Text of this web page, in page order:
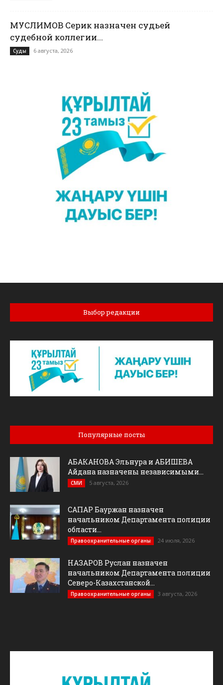
МУСЛИМОВ Серик назначен судьей
судебной коллегии...
Суды 6 августа, 2026
Выбор редакции
Популярные посты
АБАКАНОВА Эльнура и АБИШЕВА
Айдана назначены независимыми...
СМИ 5 августа, 2026
САПАР Бауржан назначен
начальником Департамента полиции
области...
Правоохранительные органы 24 июля, 2026
НАЗАРОВ Руслан назначен
начальником Департамента полиции
Северо-Казахстанской...
Правоохранительные органы 3 августа, 2026